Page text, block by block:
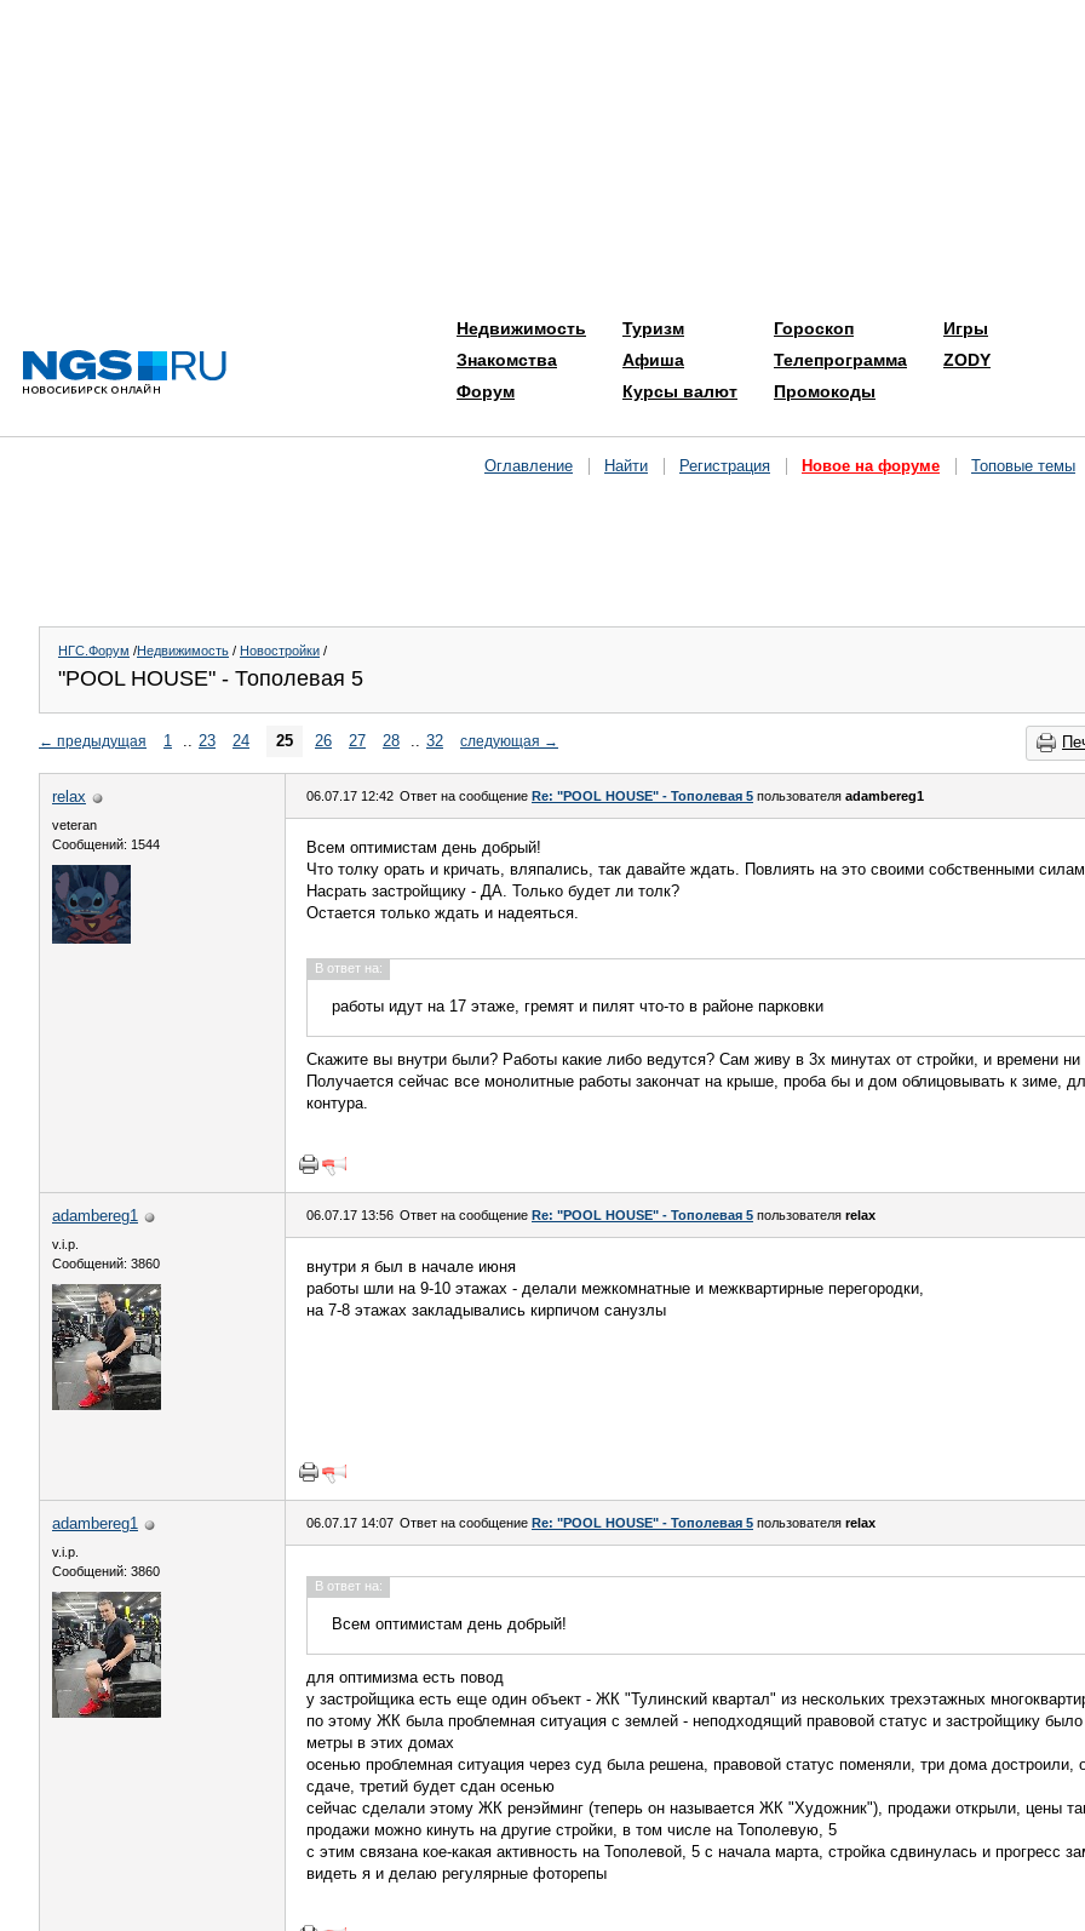
Недвижимость
Знакомства
Форум
Туризм
Афиша
Курсы валют
Гороскоп
Телепрограмма
Промокоды
Игры
ZODY
Оглавление Найти Регистрация Новое на форуме Топовые темы
НГС.Форум /Недвижимость / Новостройки /
"POOL HOUSE" - Тополевая 5
← предыдущая 1 .. 23 24 25 26 27 28 .. 32 следующая →
relax
veteran
Сообщений: 1544
06.07.17 12:42 Ответ на сообщение Re: "POOL HOUSE" - Тополевая 5 пользователя adambereg1
Всем оптимистам день добрый!
Что толку орать и кричать, вляпались, так давайте ждать. Повлиять на это своими собственными
Насрать застройщику - ДА. Только будет ли толк?
Остается только ждать и надеяться.
В ответ на:
работы идут на 17 этаже, гремят и пилят что-то в районе парковки
Скажите вы внутри были? Работы какие либо ведутся? Сам живу в 3х минутах от стройки, и времени ни
Получается сейчас все монолитные работы закончат на крыше, проба бы и дом облицовывать к зиме,
контура.
adambereg1
v.i.p.
Сообщений: 3860
06.07.17 13:56 Ответ на сообщение Re: "POOL HOUSE" - Тополевая 5 пользователя relax
внутри я был в начале июня
работы шли на 9-10 этажах - делали межкомнатные и межквартирные перегородки,
на 7-8 этажах закладывались кирпичом санузлы
adambereg1
v.i.p.
Сообщений: 3860
06.07.17 14:07 Ответ на сообщение Re: "POOL HOUSE" - Тополевая 5 пользователя relax
В ответ на:
Всем оптимистам день добрый!
для оптимизма есть повод
у застройщика есть еще один объект - ЖК "Тулинский квартал" из нескольких трехэтажных
по этому ЖК была проблемная ситуация с землей - неподходящий правовой статус и застройщику
метры в этих домах
осенью проблемная ситуация через суд была решена, правовой статус поменяли, три дома достроили,
сдаче, третий будет сдан осенью
сейчас сделали этому ЖК ренэйминг (теперь он называется ЖК "Художник"), продажи открыли, цены
продажи можно кинуть на другие стройки, в том числе на Тополевую, 5
с этим связана кое-какая активность на Тополевой, 5 с начала марта, стройка сдвинулась и прогресс
видеть я и делаю регулярные фоторепы